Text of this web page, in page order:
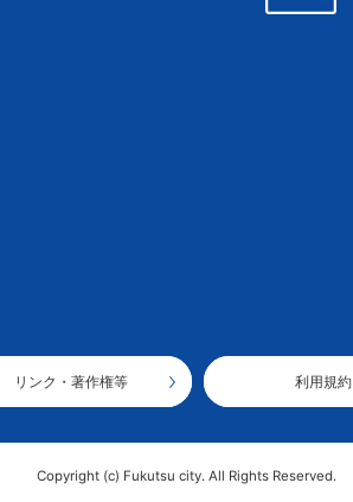
リンク・著作権等 利用規約
Copyright (c) Fukutsu city. All Rights Reserved.